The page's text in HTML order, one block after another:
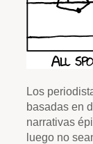
Los
basadas en
narrativas
luego no